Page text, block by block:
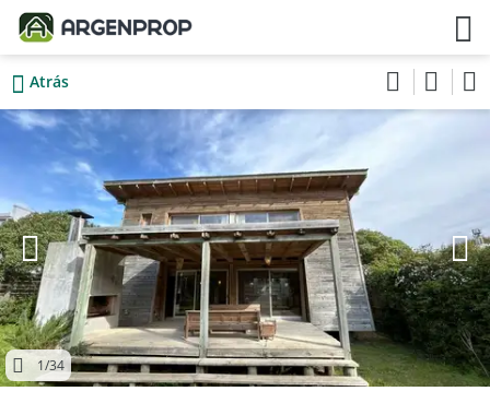
Atrás
1/34